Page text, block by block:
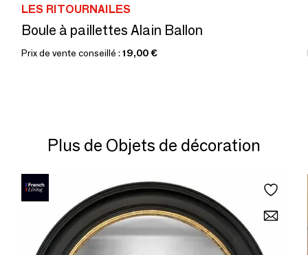
LES RITOURNAILES
Boule à paillettes Alain Ballon
Prix de vente conseillé : 19,00 €
Plus de Objets de décoration